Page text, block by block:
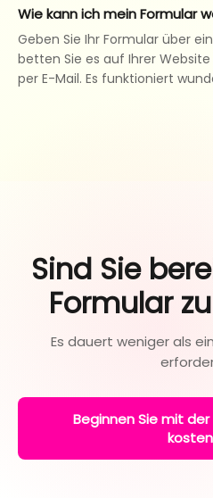
Wie kann ich mein Formular
Geben Sie Ihr Formular über
betten Sie es auf Ihrer
per E-Mail. Es funktioniert
Sind Sie
Formular
Es dauert weniger als
Beginnen Sie mit